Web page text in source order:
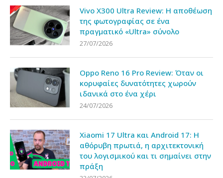
Vivo X300 Ultra Review: Η αποθέωση
της φωτογραφίας σε ένα
πραγματικό «Ultra» σύνολο
Oppo Reno 16 Pro Review: Όταν οι
κορυφαίες δυνατότητες χωρούν
ιδανικά στο ένα χέρι
Xiaomi 17 Ultra και Android 17: Η
αθόρυβη πρωτιά, η αρχιτεκτονική
του λογισμικού και τι σημαίνει στην